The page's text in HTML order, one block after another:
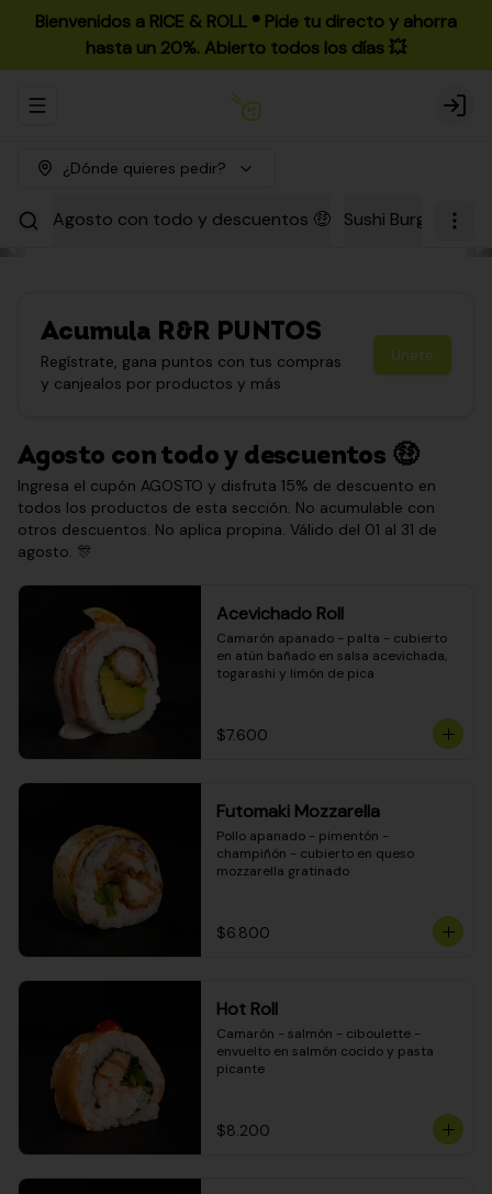
Bienvenidos a RICE & ROLL ®️ Pide tu directo y ahorra
hasta un 20%. Abierto todos los días 💥
Abrir menu de navegación Login
¿Dónde quieres pedir?
Agosto con todo y descuentos 🤑 Sushi Burgers
Acumula R&R PUNTOS
Regístrate, gana puntos con tus compras
y canjealos por productos y más
Únete
Agosto con todo y descuentos 🤑
Ingresa el cupón AGOSTO y disfruta 15% de descuento en
todos los productos de esta sección. No acumulable con
otros descuentos. No aplica propina. Válido del 01 al 31 de
agosto. 🎊
Acevichado Roll
Camarón apanado - palta - cubierto
en atún bañado en salsa acevichada,
togarashi y limón de pica
$7.600
Futomaki Mozzarella
Pollo apanado - pimentón -
champiñón - cubierto en queso
mozzarella gratinado
$6.800
Hot Roll
Camarón - salmón - ciboulette -
envuelto en salmón cocido y pasta
picante
$8.200